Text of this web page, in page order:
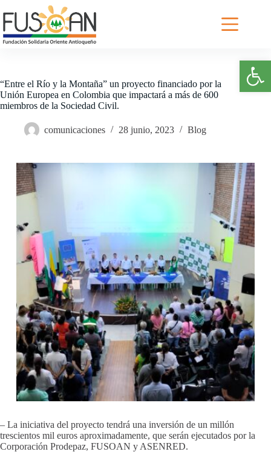
Abrir barra de herramientas
al
contenido
“Entre el Río y la Montaña” un proyecto financiado por la
Unión Europea en Colombia que impactará a más de 600
miembros de la Sociedad Civil.
comunicaciones 28 junio, 2023 Blog
– La iniciativa del proyecto tendrá una inversión de un millón
trescientos mil euros aproximadamente, que serán ejecutados por la
Corporación Prodepaz, FUSOAN y ASENRED.